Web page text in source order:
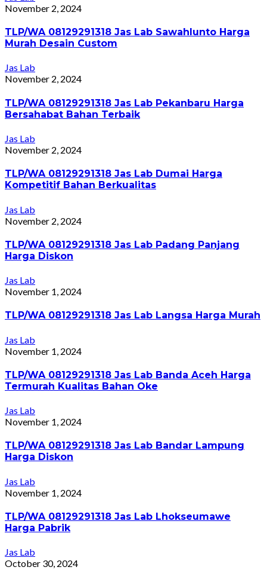
November 2, 2024
TLP/WA 08129291318 Jas Lab Sawahlunto Harga
Murah Desain Custom
Jas Lab
November 2, 2024
TLP/WA 08129291318 Jas Lab Pekanbaru Harga
Bersahabat Bahan Terbaik
Jas Lab
November 2, 2024
TLP/WA 08129291318 Jas Lab Dumai Harga
Kompetitif Bahan Berkualitas
Jas Lab
November 2, 2024
TLP/WA 08129291318 Jas Lab Padang Panjang
Harga Diskon
Jas Lab
November 1, 2024
TLP/WA 08129291318 Jas Lab Langsa Harga Murah
Jas Lab
November 1, 2024
TLP/WA 08129291318 Jas Lab Banda Aceh Harga
Termurah Kualitas Bahan Oke
Jas Lab
November 1, 2024
TLP/WA 08129291318 Jas Lab Bandar Lampung
Harga Diskon
Jas Lab
November 1, 2024
TLP/WA 08129291318 Jas Lab Lhokseumawe
Harga Pabrik
Jas Lab
October 30, 2024